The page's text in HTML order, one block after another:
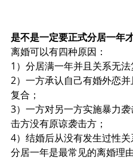
是不是一定要正式分居一年
离婚可以有四种原因：
1）分居满一年并且关系无法
2）一方承认自己有婚外恋
复合；
3）一方对另一方实施暴力
击方没有原谅袭击方；
4）结婚后从没有发生过性关
分居一年是最常见的离婚理由